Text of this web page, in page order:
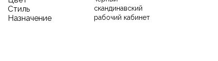
Стиль скандинавский
Назначение рабочий кабинет